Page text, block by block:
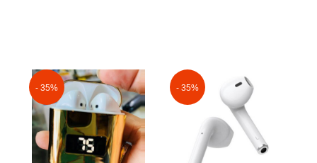
- 35% - 35%